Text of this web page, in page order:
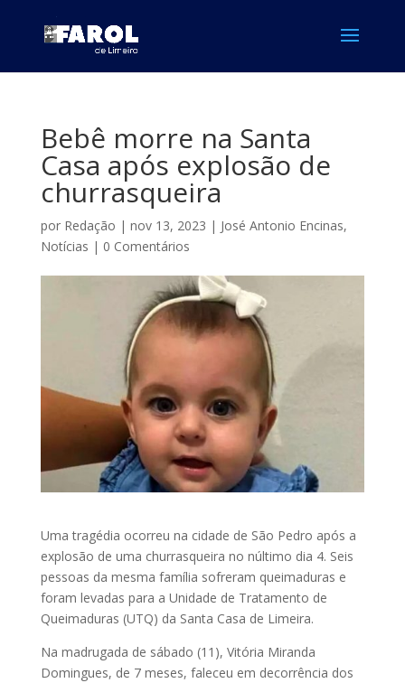
Bebê morre na Santa
Casa após explosão de
churrasqueira
por Redação | nov 13, 2023 | José Antonio Encinas,
Notícias | 0 Comentários
Uma tragédia ocorreu na cidade de São Pedro após a
explosão de uma churrasqueira no núltimo dia 4. Seis
pessoas da mesma família sofreram queimaduras e
foram levadas para a Unidade de Tratamento de
Queimaduras (UTQ) da Santa Casa de Limeira.
Na madrugada de sábado (11), Vitória Miranda
Domingues, de 7 meses, faleceu em decorrência dos